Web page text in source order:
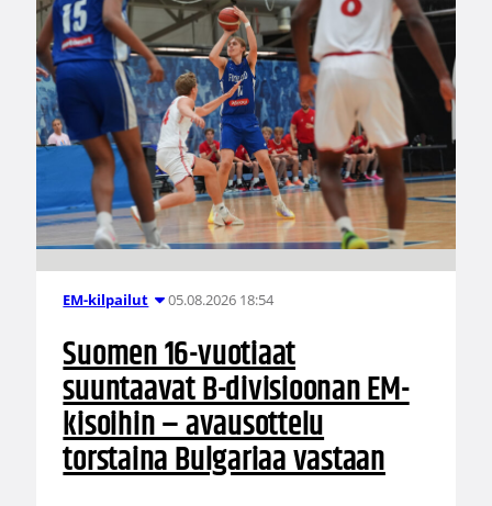
EM-kilpailut 05.08.2026 18:54
Suomen 16-vuotiaat
suuntaavat B-divisioonan EM-
kisoihin – avausottelu
torstaina Bulgariaa vastaan